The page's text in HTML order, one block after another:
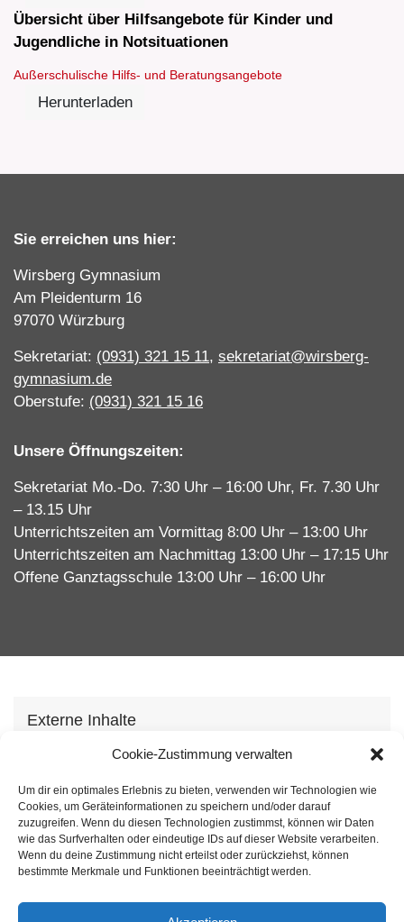
Cookie-Zustimmung verwalten
Um dir ein optimales Erlebnis zu bieten, verwenden wir Technologien wie
Cookies, um Geräteinformationen zu speichern und/oder darauf
zuzugreifen. Wenn du diesen Technologien zustimmst, können wir Daten
wie das Surfverhalten oder eindeutige IDs auf dieser Website verarbeiten.
Wenn du deine Zustimmung nicht erteilst oder zurückziehst, können
bestimmte Merkmale und Funktionen beeinträchtigt werden.
Übersicht über Hilfsangebote für Kinder und
Jugendliche in Notsituationen
Außerschulische Hilfs- und Beratungsangebote
Herunterladen
Sie erreichen uns hier:
Wirsberg Gymnasium
Am Pleidenturm 16
97070 Würzburg
Sekretariat: (0931) 321 15 11, sekretariat@wirsberg-
gymnasium.de
Oberstufe: (0931) 321 15 16
Unsere Öffnungszeiten:
Sekretariat Mo.-Do. 7:30 Uhr – 16:00 Uhr, Fr. 7.30 Uhr
– 13.15 Uhr
Unterrichtszeiten am Vormittag 8:00 Uhr – 13:00 Uhr
Unterrichtszeiten am Nachmittag 13:00 Uhr – 17:15 Uhr
Offene Ganztagsschule 13:00 Uhr – 16:00 Uhr
Externe Inhalte
Wir verwenden auf unserer Webseite externe
anzubieten. Mit dem laden der Inhalte stimmen Sie
unsererDatenschutzvereinbarungzu.
Inhalt laden